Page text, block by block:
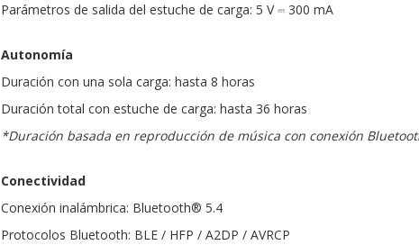
Parámetros de salida del estuche de carga: 5 V ⎓ 300 mA
Autonomía
Duración con una sola carga: hasta 8 horas
Duración total con estuche de carga: hasta 36 horas
*Duración basada en reproducción de música con conexión
Conectividad
Conexión inalámbrica: Bluetooth® 5.4
Protocolos Bluetooth: BLE / HFP / A2DP / AVRCP